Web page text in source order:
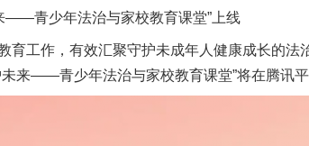
青少年法治与家校教育课堂”上线
工作，有效汇聚守护未成年人健康成长的法
未来——青少年法治与家校教育课堂”将在腾